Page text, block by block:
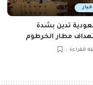
اخبار
تدين بشدة
مطار الخرطوم